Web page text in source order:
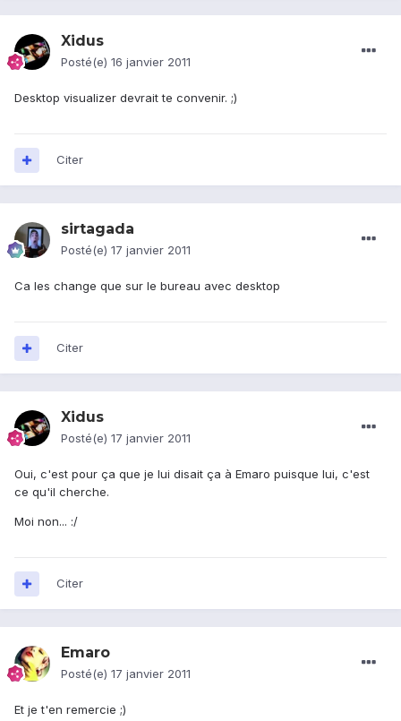
Xidus
Posté(e) 16 janvier 2011
Desktop visualizer devrait te convenir. ;)
Citer
sirtagada
Posté(e) 17 janvier 2011
Ca les change que sur le bureau avec desktop
Citer
Xidus
Posté(e) 17 janvier 2011
Oui, c'est pour ça que je lui disait ça à Emaro puisque lui, c'est
ce qu'il cherche.
Moi non... :/
Citer
Emaro
Posté(e) 17 janvier 2011
Et je t'en remercie ;)